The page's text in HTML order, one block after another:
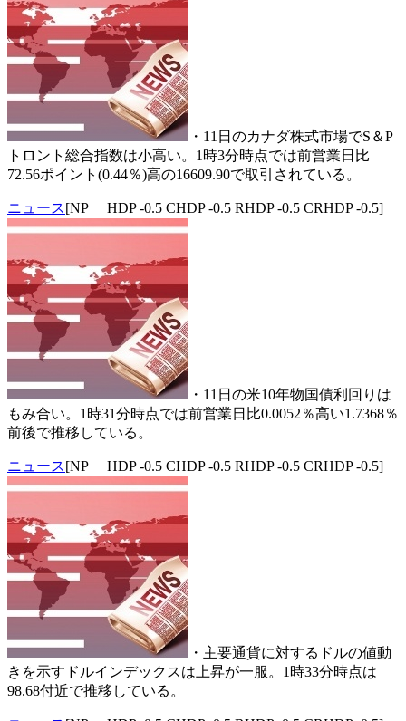
・11日のカナダ株式市場でS＆P
トロント総合指数は小高い。1時3分時点では前営業日比
72.56ポイント(0.44％)高の16609.90で取引されている。
ニュース[NP HDP -0.5 CHDP -0.5 RHDP -0.5 CRHDP -0.5]
・11日の米10年物国債利回りは
もみ合い。1時31分時点では前営業日比0.0052％高い1.7368％
前後で推移している。
ニュース[NP HDP -0.5 CHDP -0.5 RHDP -0.5 CRHDP -0.5]
・主要通貨に対するドルの値動
きを示すドルインデックスは上昇が一服。1時33分時点は
98.68付近で推移している。